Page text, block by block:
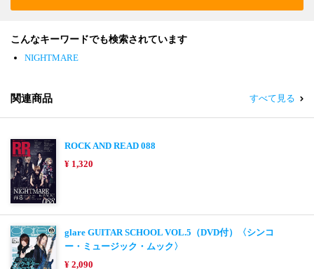
こんなキーワードでも検索されています
NIGHTMARE
関連商品 すべて見る
ROCK AND READ 088
¥ 1,320
glare GUITAR SCHOOL VOL.5（DVD付）〈シンコ
ー・ミュージック・ムック〉
¥ 2,090